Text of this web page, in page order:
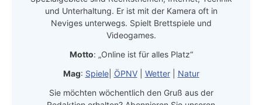
und Unterhaltung. Er ist mit der Kamera oft in
Neviges unterwegs. Spielt Brettspiele und
Videogames.
Motto: „Online ist für alles Platz“
Mag: Spiele| ÖPNV| Wetter| Natur
Sie möchten wöchentlich den Gruß aus der